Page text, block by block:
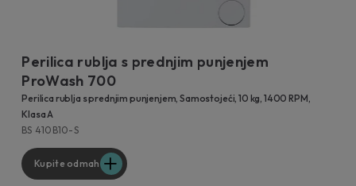
Perilica rublja s prednjim punjenjem
ProWash 700
Perilica rublja s prednjim punjenjem, Samostojeći, 10 kg, 1400 RPM,
Klasa A
BS 410B10-S
Kupite odmah